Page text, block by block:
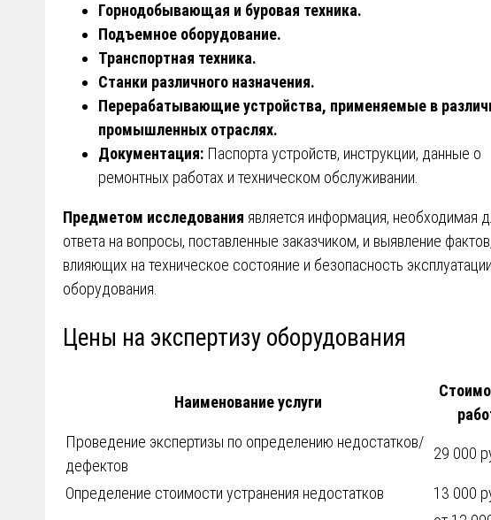
Горнодобывающая и буровая техника.
Подъемное оборудование.
Транспортная техника.
Станки различного назначения.
Перерабатывающие устройства, применяемые в
промышленных отраслях.
Документация: Паспорта устройств, инструкции, данные о
ремонтных работах и техническом обслуживании.
Предметом исследования является информация, необходимая
ответа на вопросы, поставленные заказчиком, и выявление фактов,
влияющих на техническое состояние и безопасность эксплуатации
оборудования.
Цены на экспертизу оборудования
Наименование услуги
Проведение экспертизы по определению недостатков/
дефектов
29 000
Определение стоимости устранения недостатков
13 000